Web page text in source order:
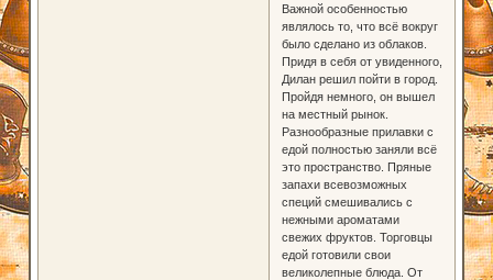
Важной особенностью
являлось то, что всё вокруг
было сделано из облаков.
Придя в себя от увиденного,
Дилан решил пойти в город.
Пройдя немного, он вышел
на местный рынок.
Разнообразные прилавки с
едой полностью заняли всё
это пространство. Пряные
запахи всевозможных
специй смешивались с
нежными ароматами
свежих фруктов. Торговцы
едой готовили свои
великолепные блюда. От